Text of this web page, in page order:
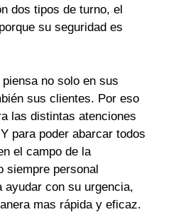
dos tipos de turno, el
su seguridad es
no solo en sus
sus clientes. Por eso
las distintas atenciones
para poder abarcar todos
el campo de la
siempre personal
ayudar con su urgencia,
mas rápida y eficaz.